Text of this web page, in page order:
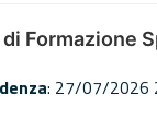
: 27/07/2026